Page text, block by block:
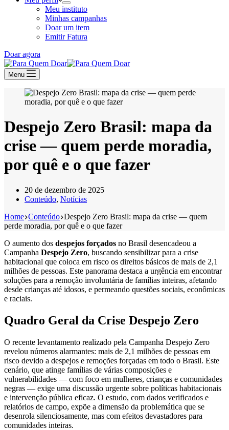
Meu instituto
Minhas campanhas
Doar um item
Emitir Fatura
Doar agora
Menu
Despejo Zero Brasil: mapa da
crise — quem perde moradia,
por quê e o que fazer
20 de dezembro de 2025
Conteúdo, Notícias
Home Conteúdo Despejo Zero Brasil: mapa da crise — quem
perde moradia, por quê e o que fazer
O aumento dos despejos forçados no Brasil desencadeou a
Campanha Despejo Zero, buscando sensibilizar para a crise
habitacional que coloca em risco os direitos básicos de mais de 2,1
milhões de pessoas. Este panorama destaca a urgência em encontrar
soluções para a remoção involuntária de famílias inteiras, afetando
desde crianças até idosos, e permeando questões sociais, econômicas
e raciais.
Quadro Geral da Crise Despejo Zero
O recente levantamento realizado pela Campanha Despejo Zero
revelou números alarmantes: mais de 2,1 milhões de pessoas em
risco devido a despejos e remoções forçadas em todo o Brasil. Este
cenário, que atinge famílias de várias composições e
vulnerabilidades — com foco em mulheres, crianças e comunidades
negras — exige uma discussão urgente sobre políticas habitacionais
e intervenção pública eficaz. O estudo, com dados verificados e
relatórios de campo, expõe a dimensão da problemática que se
desenrola silenciosamente, mas com efeitos devastadores para
comunidades inteiras.